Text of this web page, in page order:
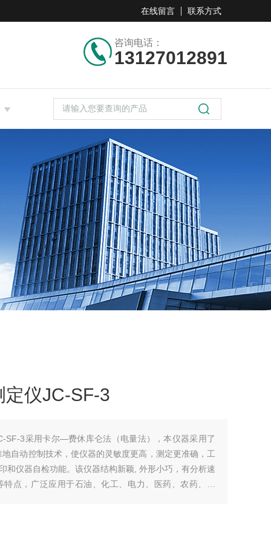
在线留言 联系方式
咨询电话：
13127012891
仪JC-SF-3
SF-3采用卡尔—费休库仑法（电量法），本仪器采用了
自动控制技术，使仪器的灵敏度更高，测定更准确，工
和仪器自检功能。该仪器结构新颖, 外形小巧，有分析速
点，广泛应用于石油、化工、电力、医药、农药、矿